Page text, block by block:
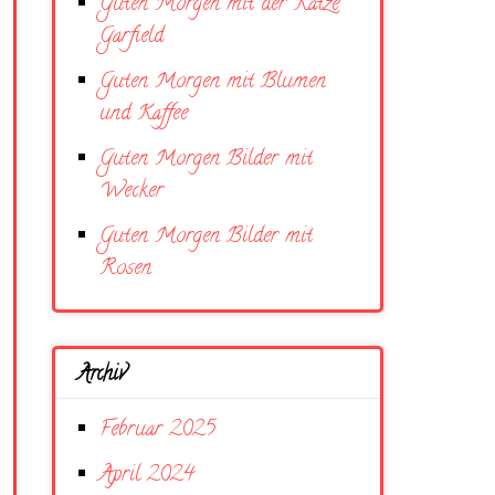
Garfield
Guten Morgen mit Blumen
und Kaffee
Guten Morgen Bilder mit
Wecker
Guten Morgen Bilder mit
Rosen
Archiv
Februar 2025
April 2024